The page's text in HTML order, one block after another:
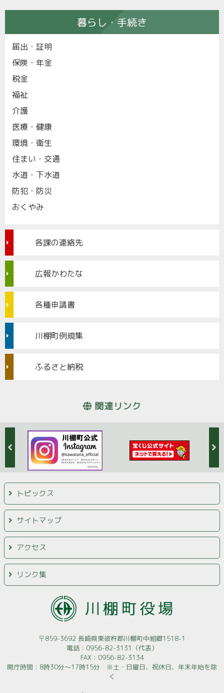
暮らし・手続き
届出・証明
保険・年金
税金
福祉
介護
医療・健康
環境・衛生
住まい・交通
水道・下水道
防犯・防災
おくやみ
各課の連絡先
広報かわたな
各種申請書
川棚町例規集
ふるさと納税
関連リンク
トピックス
サイトマップ
アクセス
リンク集
〒859-3692 長崎県東彼杵郡川棚町中組郷1518-1
電話：0956-82-3131（代表）
FAX：0956-82-3134
開庁時間：8時30分～17時15分 ※土・日曜日、祝休日、年末年始を除
く